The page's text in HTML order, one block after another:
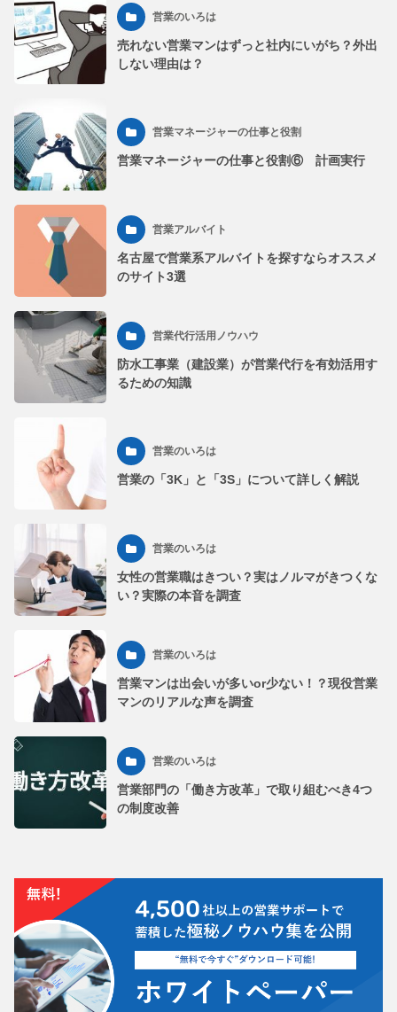
営業のいろは
売れない営業マンはずっと社内にいがち？外出
しない理由は？
営業マネージャーの仕事と役割
営業マネージャーの仕事と役割⑥ 計画実行
営業アルバイト
名古屋で営業系アルバイトを探すならオススメ
のサイト3選
営業代行活用ノウハウ
防水工事業（建設業）が営業代行を有効活用す
るための知識
営業のいろは
営業の「3K」と「3S」について詳しく解説
営業のいろは
女性の営業職はきつい？実はノルマがきつくな
い？実際の本音を調査
営業のいろは
営業マンは出会いが多いor少ない！？現役営業
マンのリアルな声を調査
営業のいろは
営業部門の「働き方改革」で取り組むべき4つ
の制度改善